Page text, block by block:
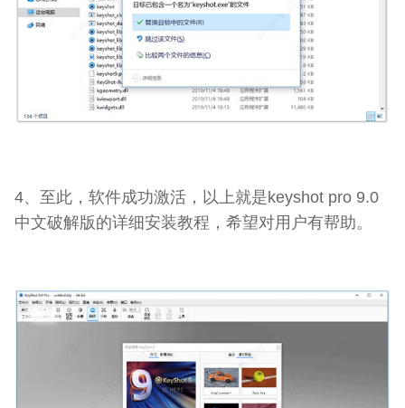
4、至此，软件成功激活，以上就是keyshot pro 9.0
中文破解版的详细安装教程，希望对用户有帮助。